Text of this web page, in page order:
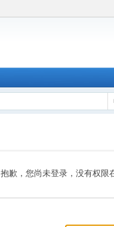
抱歉，您尚未登录，没有权限